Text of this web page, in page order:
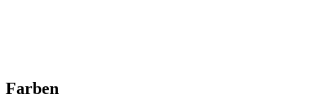
Farben